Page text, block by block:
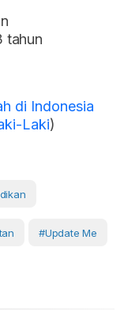
tahun
di Indonesia
Laki)
#Update Me